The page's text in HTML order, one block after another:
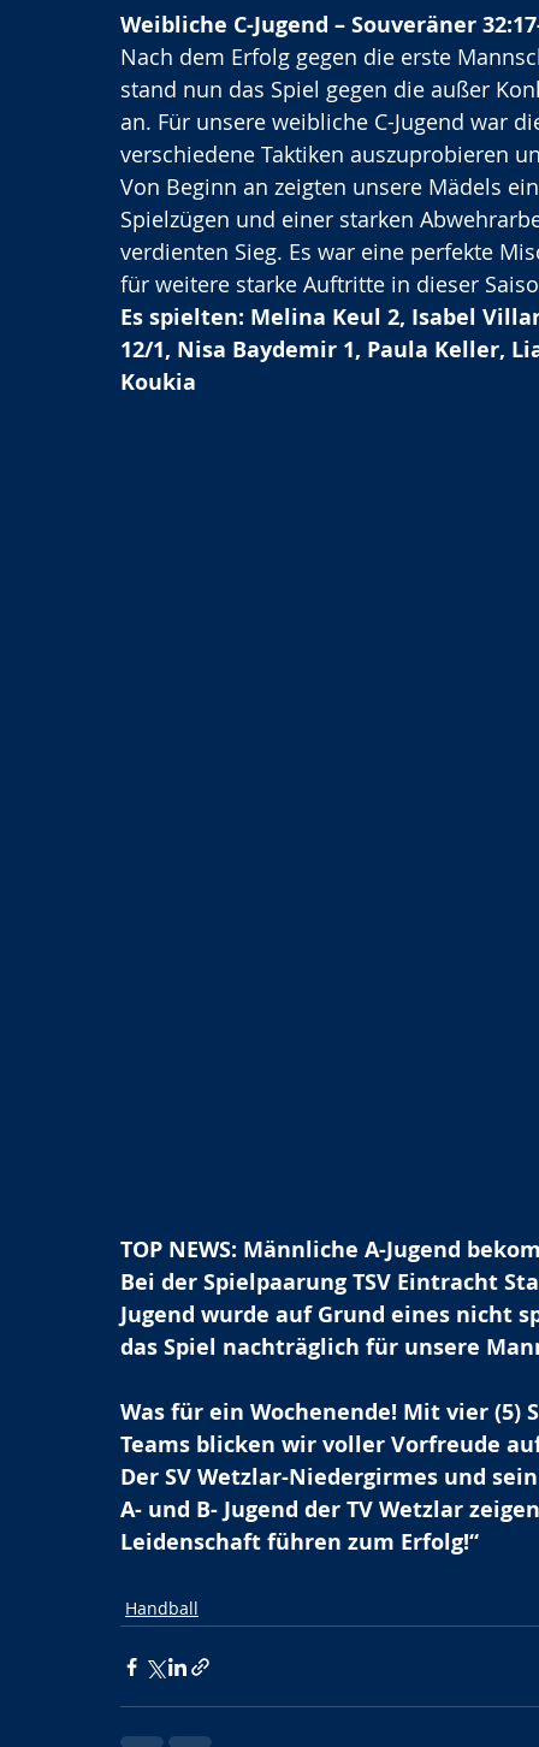
Weibliche C-Jugend – Souveräner
Nach dem Erfolg gegen die erste
stand nun das Spiel gegen die außer
an. Für unsere weibliche C-Jugend war
verschiedene Taktiken auszuprobieren
Von Beginn an zeigten unsere Mädels
Spielzügen und einer starken
verdienten Sieg. Es war eine perfekte
für weitere starke Auftritte in dieser
Es spielten: Melina Keul 2, Isabel
12/1, Nisa Baydemir 1, Paula Keller,
Koukia
TOP NEWS: Männliche A-Jugend
Bei der Spielpaarung TSV Eintracht
Jugend wurde auf Grund eines nicht
das Spiel nachträglich für unsere
Was für ein Wochenende! Mit vier
Teams blicken wir voller Vorfreude
Der SV Wetzlar-Niedergirmes und
A- und B- Jugend der TV Wetzlar
Leidenschaft führen zum Erfolg!“
Handball